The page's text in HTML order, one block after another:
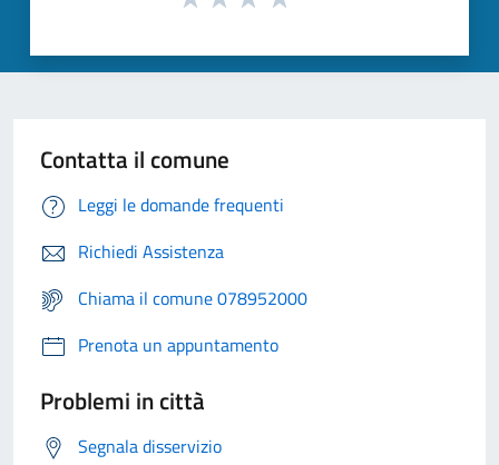
Contatta il comune
Leggi le domande frequenti
Richiedi Assistenza
Chiama il comune 078952000
Prenota un appuntamento
Problemi in città
Segnala disservizio